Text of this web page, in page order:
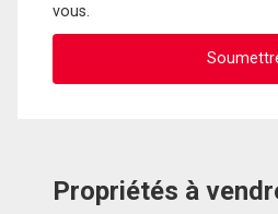
vous.
Propriétés à